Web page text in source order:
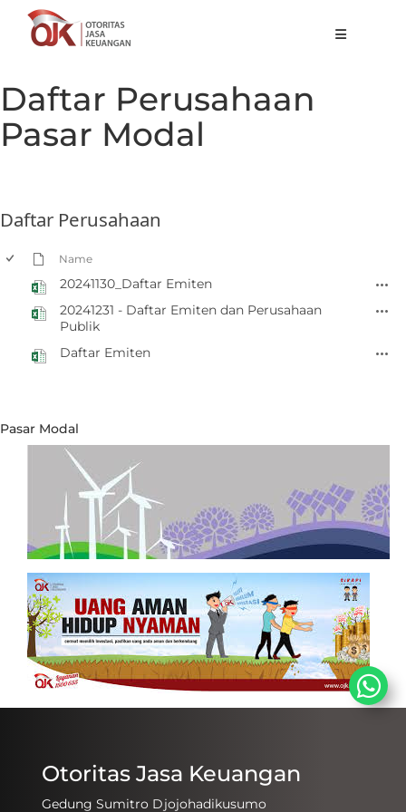
Fungsi Utama
Publikasi
Statistik
Layanan
Karir
Daftar Perusahaan
Pasar Modal
Daftar Perusahaan
Name
20241130_Daftar Emiten
20241231 - Daftar Emiten dan Perusahaan
Publik
Daftar Emiten
Pasar Modal
Otoritas Jasa Keuangan
Gedung Sumitro Djojohadikusumo